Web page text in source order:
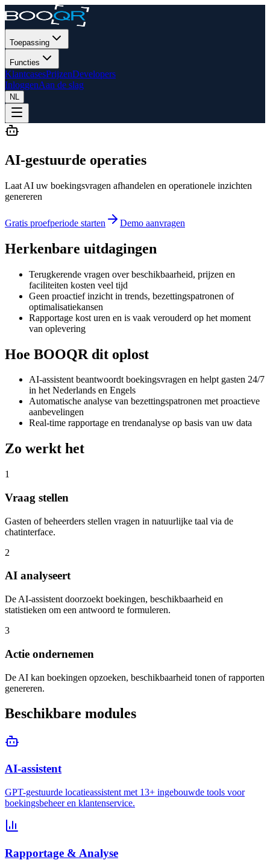
Toepassing
Functies
KlantcasesPrijzenDevelopers
InloggenAan de slag
NL
AI-gestuurde operaties
Laat AI uw boekingsvragen afhandelen en operationele inzichten
genereren
Gratis proefperiode starten Demo aanvragen
Herkenbare uitdagingen
Terugkerende vragen over beschikbaarheid, prijzen en
faciliteiten kosten veel tijd
Geen proactief inzicht in trends, bezettingspatronen of
optimalisatiekansen
Rapportage kost uren en is vaak verouderd op het moment
van oplevering
Hoe BOOQR dit oplost
AI-assistent beantwoordt boekingsvragen en helpt gasten 24/7
in het Nederlands en Engels
Automatische analyse van bezettingspatronen met proactieve
aanbevelingen
Real-time rapportage en trendanalyse op basis van uw data
Zo werkt het
1
Vraag stellen
Gasten of beheerders stellen vragen in natuurlijke taal via de
chatinterface.
2
AI analyseert
De AI-assistent doorzoekt boekingen, beschikbaarheid en
statistieken om een antwoord te formuleren.
3
Actie ondernemen
De AI kan boekingen opzoeken, beschikbaarheid tonen of rapporten
genereren.
Beschikbare modules
AI-assistent
GPT-gestuurde locatieassistent met 13+ ingebouwde tools voor
boekingsbeheer en klantenservice.
Rapportage & Analyse